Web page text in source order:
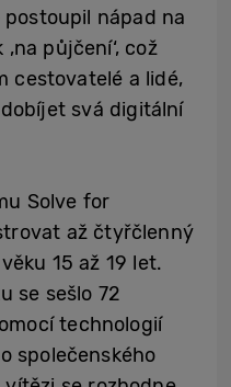
nápad na
půjčení‘, což
cestovatelé a lidé,
svá digitální
Solve for
až čtyřčlenný
15 až 19 let.
se sešlo 72
technologií
společenského